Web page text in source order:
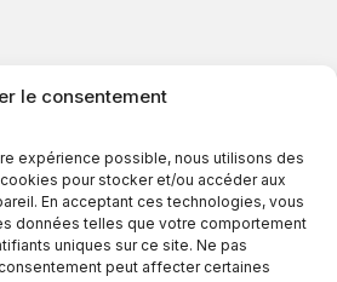
le consentement
expérience possible, nous utilisons des
pour stocker et/ou accéder aux
En acceptant ces technologies, vous
données telles que votre comportement
uniques sur ce site. Ne pas
peut affecter certaines
9h00 à 17h30
9h00 à 20h00
9h00 à 18h00